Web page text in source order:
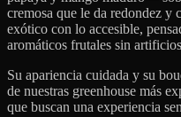
cremosa que le da redondez y
exótico con lo accesible,
aromáticos frutales sin
Su apariencia cuidada y su
de nuestras greenhouse más
que buscan una experiencia